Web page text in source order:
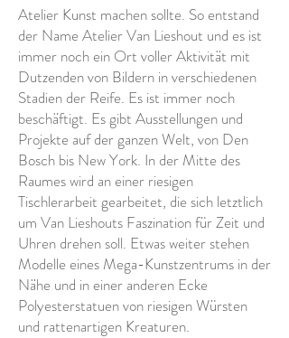
Atelier Kunst machen sollte. So entstand
der Name Atelier Van Lieshout und es ist
immer noch ein Ort voller Aktivität mit
Dutzenden von Bildern in verschiedenen
Stadien der Reife. Es ist immer noch
beschäftigt. Es gibt Ausstellungen und
Projekte auf der ganzen Welt, von Den
Bosch bis New York. In der Mitte des
Raumes wird an einer riesigen
Tischlerarbeit gearbeitet, die sich letztlich
um Van Lieshouts Faszination für Zeit und
Uhren drehen soll. Etwas weiter stehen
Modelle eines Mega-Kunstzentrums in der
Nähe und in einer anderen Ecke
Polyesterstatuen von riesigen Würsten
und rattenartigen Kreaturen.